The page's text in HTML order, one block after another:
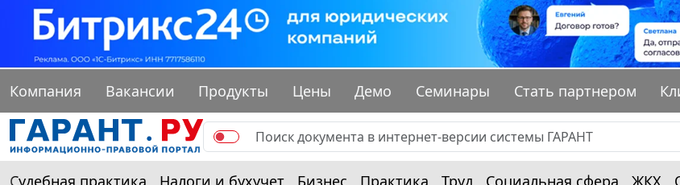
Компания Вакансии Продукты Цены Демо Семинары Стать партнером